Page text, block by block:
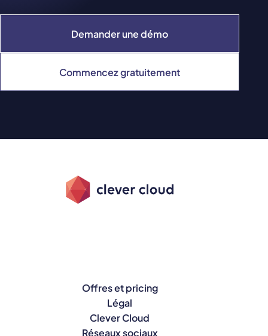
Demander une démo
Commencez gratuitement
Offres et pricing
Légal
Clever Cloud
Réseaux sociaux